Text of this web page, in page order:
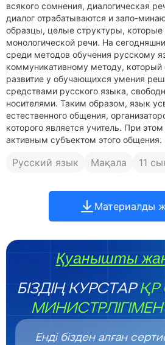
всякого сомнения, диалогическая
диалог отрабатываются и запо-
образцы, целые структуры, которые
монологической речи. На
среди методов обучения русскому
коммуникативному методу, который
развитие у обучающихся умения
средствами русского языка,
носителями. Таким образом, язык
естественного общения,
которого является учитель. При
активным субъектом этого общения.
Русский язык Мақала 11
Материалды
Қуанышты
БІЗДІҢ КУРСТАРҚР
МИНИСТРЛІГІМЕН
Енді бізден алған